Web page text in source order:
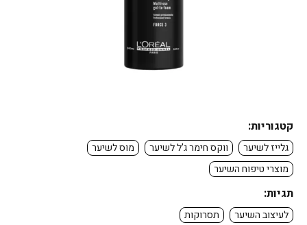
קטגוריות:
גלייז לשיער ווקס חימר ג'ל לשיער
מוס לשיער
מוצרי טיפוח השיער
תגיות:
לעיצוב השיער תסרוקות